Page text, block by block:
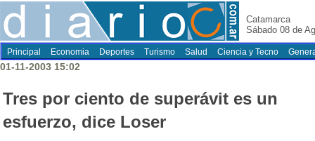
Catamarca
Sábado 08 de
Principal Economia Deportes Turismo Salud Ciencia y Tecno
01-11-2003 15:02
Tres por ciento de superávit es un
esfuerzo, dice Loser